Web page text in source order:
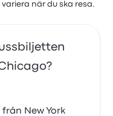
när du ska resa.
New York